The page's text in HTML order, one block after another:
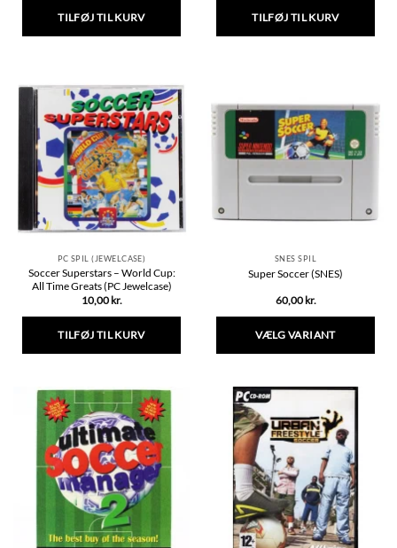
TILFØJ TIL KURV TILFØJ TIL KURV
PC SPIL (JEWELCASE)
Soccer Superstars – World Cup:
All Time Greats (PC Jewelcase)
10,00 kr.
TILFØJ TIL KURV
SNES SPIL
Super Soccer (SNES)
60,00 kr.
VÆLG VARIANT
varianter.
Mulighederne
kan
vælges
på
varesiden